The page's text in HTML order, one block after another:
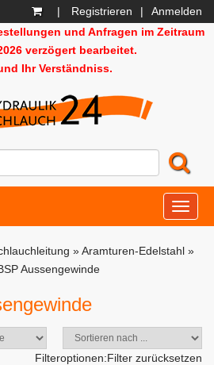
| Registrieren |
Anmelden
und Anfragen im Zeitraum
verzögert bearbeitet.
Ihr Verständniss.
»Aramturen-Edelstahl »
Aussengewinde
Filteroptionen:Filter zurücksetzen